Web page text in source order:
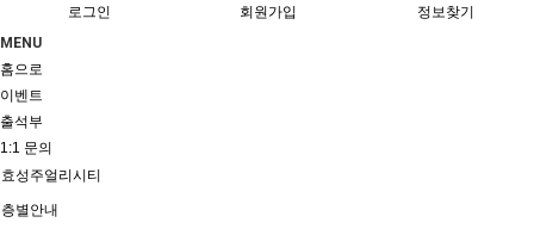
로그인 회원가입
정보찾기
MENU
홈으로
이벤트
출석부
1:1 문의
효성주얼리시티
층별안내